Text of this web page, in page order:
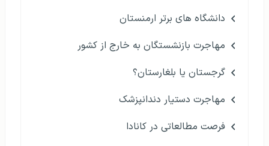
دانشگاه های برتر ارمنستان
مهاجرت بازنشستگان به خارج از کشور
گرجستان یا بلغارستان؟
مهاجرت دستیار دندانپزشک
فرصت مطالعاتی در کانادا